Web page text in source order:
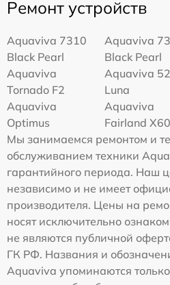
Ремонт устройств
Aquaviva 7310
Black Pearl
Aquaviva
Black Pearl
Aquaviva
Tornado F2
Aquaviva
Luna
Aquaviva
Optimus
Aquaviva
Fairland X60
Мы занимаемся ремонтом и
обслуживанием техники
гарантийного периода. Наш
независимо и не имеет
производителя. Цены на
носят исключительно
не являются публичной
ГК РФ. Названия и
Aquaviva упоминаются